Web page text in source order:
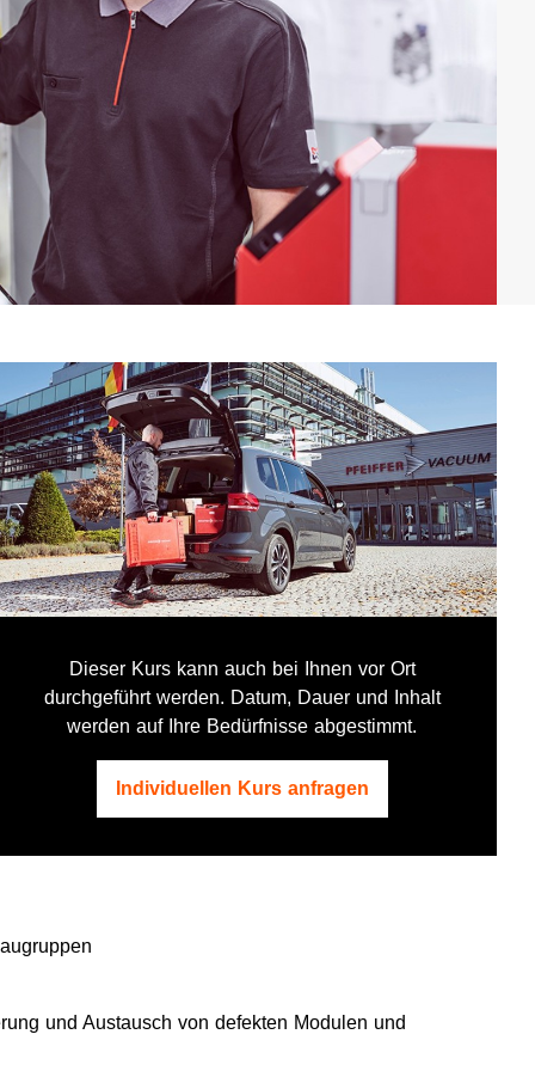
Dieser Kurs kann auch bei Ihnen vor Ort
durchgeführt werden. Datum, Dauer und Inhalt
werden auf Ihre Bedürfnisse abgestimmt.
Individuellen Kurs anfragen
und Austausch von defekten Modulen und